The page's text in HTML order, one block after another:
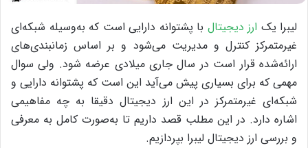
لیبرا یک ارز دیجیتال
با پشتوانه‌ دارایی است که به‌‎وسیله‌ شبکه‌‎ای
غیرمتمرکز کنترل و مدیریت می‌‎شود و بر اساس زمان‎بندی‌های
ارائه‌شده قرار است در سال جاری میلادی عرضه شود. ولی سوال
مهمی که برای بسیاری پیش می‌آید این است که پشتوانه دارایی و
شبکه‌ای غیرمتمرکز در این ارز دیجیتال دقیقا به چه مفاهیمی
اشاره دارد. در این مطلب قصد داریم تا به‌صورت کامل به معرفی
و بررسی ارز دیجیتال لیبرا بپردازیم.